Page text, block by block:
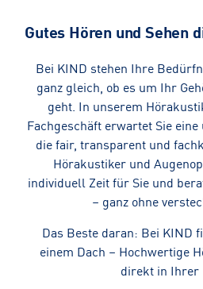
Gutes Hören und Sehen
Bei KIND stehen Ihre
ganz gleich, ob es um Ihr
geht. In unserem
Fachgeschäft erwartet Sie
die fair, transparent und
Hörakustiker und
individuell Zeit für Sie und
– ganz ohne
Das Beste daran: Bei KIND
einem Dach – Hochwertige
direkt in Ihrer